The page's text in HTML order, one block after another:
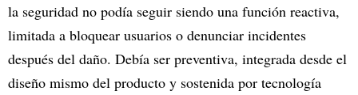
la seguridad no podía seguir siendo una función reactiva,
limitada a bloquear usuarios o denunciar incidentes
después del daño. Debía ser preventiva, integrada desde el
diseño mismo del producto y sostenida por tecnología